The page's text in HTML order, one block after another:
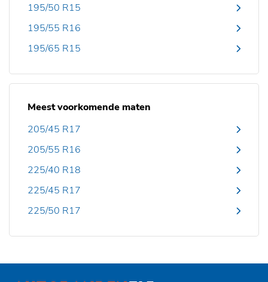
195/50 R15
195/55 R16
195/65 R15
Meest voorkomende maten
205/45 R17
205/55 R16
225/40 R18
225/45 R17
225/50 R17